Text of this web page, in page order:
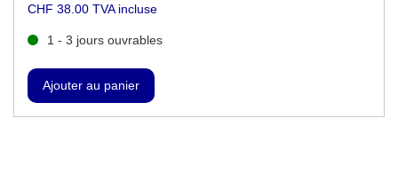
CHF 38.00 TVA incluse
1 - 3 jours ouvrables